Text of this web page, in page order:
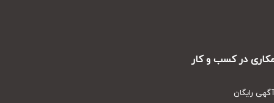
در کسب و کار
رایگان